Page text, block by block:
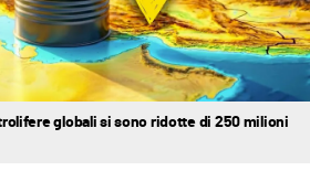
globali si sono ridotte di 250 milioni